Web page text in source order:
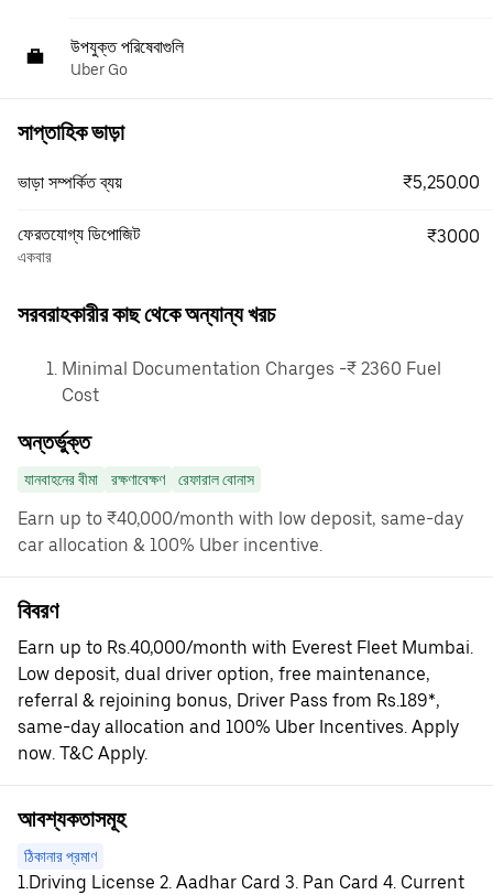
উপযুক্ত পরিষেবাগুলি
Uber Go
সাপ্তাহিক ভাড়া
ভাড়া সম্পর্কিত ব্যয় ₹5,250.00
ফেরতযোগ্য ডিপোজিট
একবার
₹3000
সরবরাহকারীর কাছ থেকে অন্যান্য খরচ
Minimal Documentation Charges -₹ 2360 Fuel
Cost
অন্তর্ভুক্ত
যানবাহনের বীমা রক্ষণাবেক্ষণ রেফারাল বোনাস
Earn up to ₹40,000/month with low deposit, same-day
car allocation & 100% Uber incentive.
বিবরণ
Earn up to Rs.40,000/month with Everest Fleet Mumbai.
Low deposit, dual driver option, free maintenance,
referral & rejoining bonus, Driver Pass from Rs.189*,
same-day allocation and 100% Uber Incentives. Apply
now. T&C Apply.
আবশ্যকতাসমূহ
ঠিকানার প্রমাণ
1.Driving License 2. Aadhar Card 3. Pan Card 4. Current